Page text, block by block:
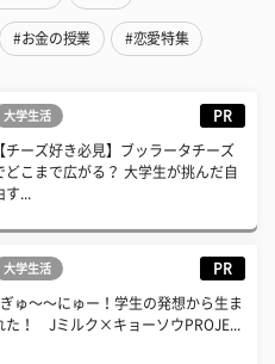
#お金の授業 #恋愛特集
大学生活 PR
【チーズ好き必見】ブッラータチーズ
どこまで広がる？ 大学生が挑んだ自
す...
大学生活 PR
ゅ〜〜にゅー！学生の発想から生ま
た！ Jミルク×キョーソウPROJE...